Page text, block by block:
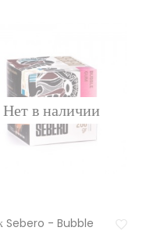
Sebero - Bubble